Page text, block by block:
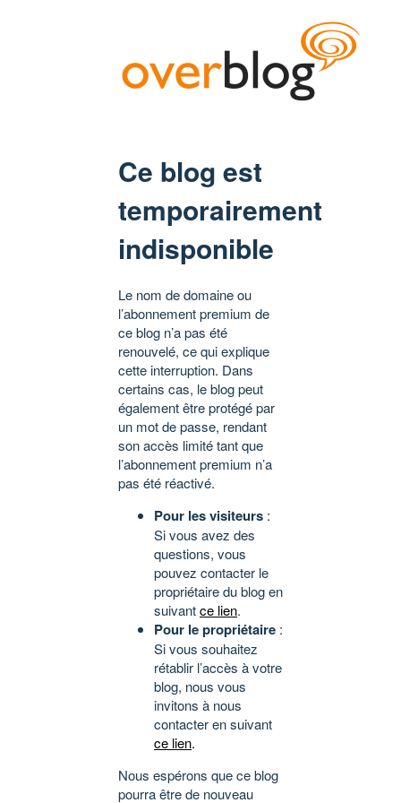
Ce blog est
temporairement
indisponible
Le nom de domaine ou
l’abonnement premium de
ce blog n’a pas été
renouvelé, ce qui explique
cette interruption. Dans
certains cas, le blog peut
également être protégé par
un mot de passe, rendant
son accès limité tant que
l’abonnement premium n’a
pas été réactivé.
Pour les visiteurs :
Si vous avez des
questions, vous
pouvez contacter le
propriétaire du blog en
suivantce lien.
Pour le propriétaire :
Si vous souhaitez
rétablir l’accès à votre
blog, nous vous
invitons à nous
contacter en suivant
ce lien.
Nous espérons que ce blog
pourra être de nouveau